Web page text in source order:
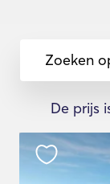
Zoeken
De prijs